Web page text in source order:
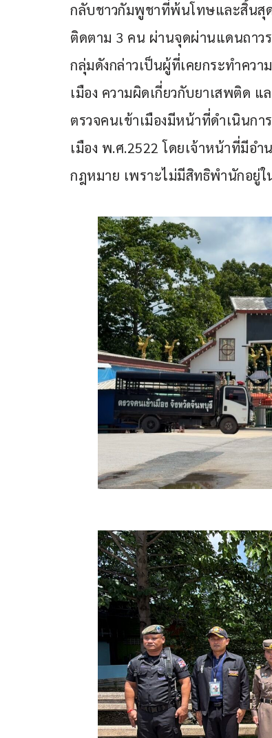
กลับชาวกัมพูชาที่พ้นโทษและสิ้นสุ
ติดตาม 3 คน ผ่านจุดผ่านแดนถาว
กลุ่มดังกล่าวเป็นผู้ที่เคยกระทำคว
เมือง ความผิดเกี่ยวกับยาเสพติด
ตรวจคนเข้าเมืองมีหน้าที่ดำเนินก
เมือง พ.ศ.2522 โดยเจ้าหน้าที่มีอ
กฎหมาย เพราะไม่มีสิทธิพำนักอยู่